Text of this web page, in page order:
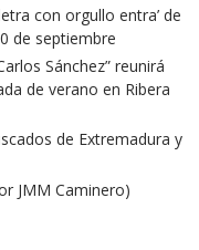
con orgullo entra’ de
de septiembre
Sánchez” reunirá
de verano en Ribera
de Extremadura y
JMM Caminero)